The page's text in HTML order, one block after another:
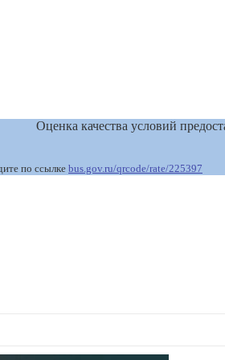
Оценка качества условий
по ссылке bus.gov.ru/qrcode/rate/225397